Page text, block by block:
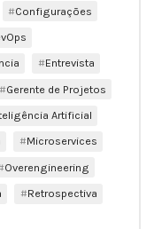
Configurações
Entrevista
Gerente de Projetos
Artificial
Microservices
Overengineering
Retrospectiva